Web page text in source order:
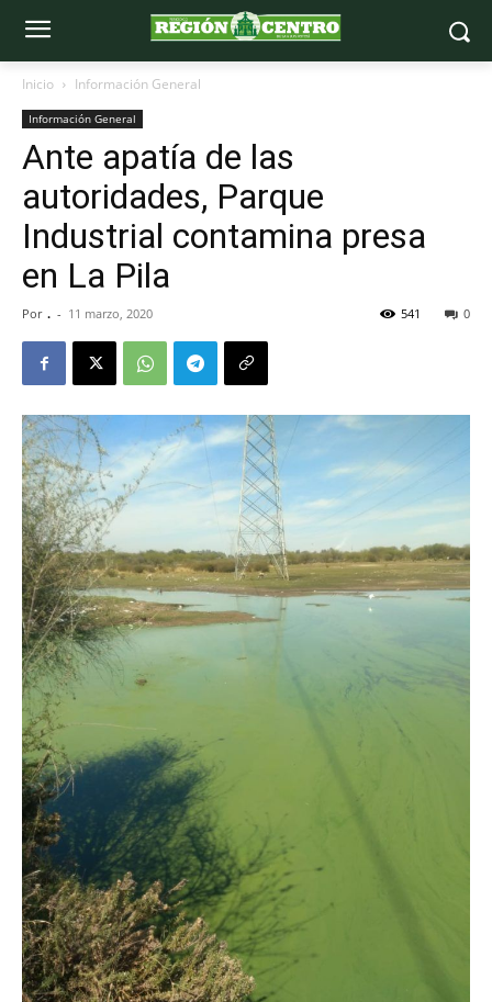
Inicio Información General
Información General
Ante apatía de las
autoridades, Parque
Industrial contamina presa
en La Pila
Por . - 11 marzo, 2020 0
541